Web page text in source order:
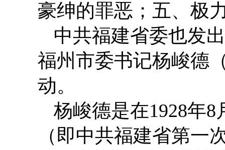
豪绅的罪恶；五、极
中共福建省委也发
福州市委书记杨峻德
动。
杨峻德是在1928年
（即中共福建省第一